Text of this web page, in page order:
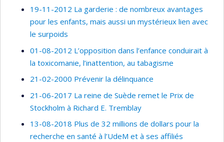
19-11-2012 La garderie : de nombreux avantages
pour les enfants, mais aussi un mystérieux lien avec
le surpoids
01-08-2012 L’opposition dans l’enfance conduirait à
la toxicomanie, l’inattention, au tabagisme
21-02-2000 Prévenir la délinquance
21-06-2017 La reine de Suède remet le Prix de
Stockholm à Richard E. Tremblay
13-08-2018 Plus de 32 millions de dollars pour la
recherche en santé à l’UdeM et à ses affiliés